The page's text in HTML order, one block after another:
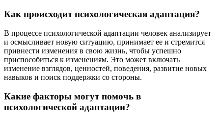
Как происходит психологическая адаптация?
В процессе психологической адаптации человек анализирует
и осмысливает новую ситуацию, принимает ее и стремится
привнести изменения в свою жизнь, чтобы успешно
приспособиться к изменениям. Это может включать
изменение взглядов, ценностей, поведения, развитие новых
навыков и поиск поддержки со стороны.
Какие факторы могут помочь в
психологической адаптации?